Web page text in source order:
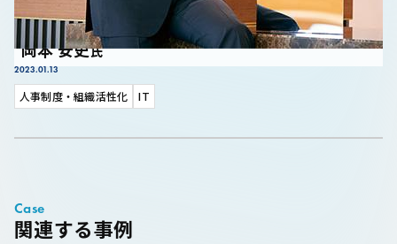
「顧客志向」から「仲間力」へ。 人材重視型経営で見据える未来
2023.01.13
TIS株式会社
代表取締役社長
岡本 安史氏
人事制度・組織活性化 IT
関連する事例
Case